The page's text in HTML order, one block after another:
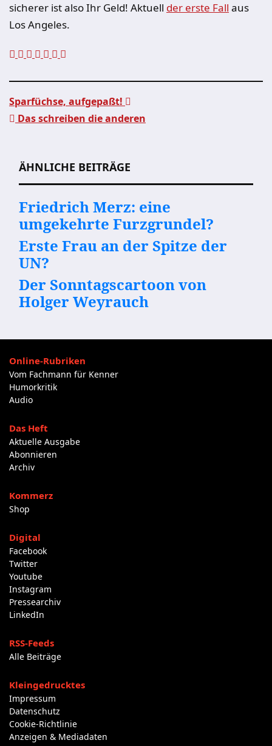
sicherer ist also Ihr Geld! Aktuell der erste Fall aus
Los Angeles.
Sparfüchse, aufgepaßt!
Das schreiben die anderen
ÄHNLICHE BEITRÄGE
Friedrich Merz: eine
umgekehrte Furzgrundel?
Erste Frau an der Spitze der
UN?
Der Sonntagscartoon von
Holger Weyrauch
Online-Rubriken
Vom Fachmann für Kenner
Humorkritik
Audio
Das Heft
Aktuelle Ausgabe
Abonnieren
Archiv
Kommerz
Shop
Digital
Facebook
Twitter
Youtube
Instagram
Pressearchiv
LinkedIn
RSS-Feeds
Alle Beiträge
Kleingedrucktes
Impressum
Datenschutz
Cookie-Richtlinie
Anzeigen & Mediadaten